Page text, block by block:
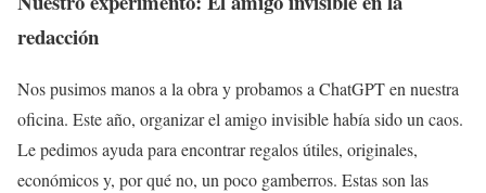
redacción
Nos pusimos manos a la obra y probamos a ChatGPT en nuestra
oficina. Este año, organizar el amigo invisible había sido un caos.
Le pedimos ayuda para encontrar regalos útiles, originales,
económicos y, por qué no, un poco gamberros. Estas son las